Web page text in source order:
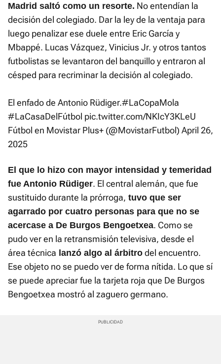
Madrid saltó como un resorte. No entendían la
decisión del colegiado. Dar la ley de la ventaja para
luego penalizar ese duele entre Eric García y
Mbappé. Lucas Vázquez, Vinicius Jr. y otros tantos
futbolistas se levantaron del banquillo y entraron al
césped para recriminar la decisión al colegiado.
El enfado de Antonio Rüdiger.#LaCopaMola
#LaCasaDelFútbol pic.twitter.com/NKIcY3KLeU
Fútbol en Movistar Plus+ (@MovistarFutbol) April 26,
2025
El que lo hizo con mayor intensidad y temeridad
fue Antonio Rüdiger. El central alemán, que fue
sustituido durante la prórroga, tuvo que ser
agarrado por cuatro personas para que no se
acercase a De Burgos Bengoetxea. Como se
pudo ver en la retransmisión televisiva, desde el
área técnica lanzó algo al árbitro del encuentro.
Ese objeto no se puedo ver de forma nítida. Lo que sí
se puede apreciar fue la tarjeta roja que De Burgos
Bengoetxea mostró al zaguero germano.